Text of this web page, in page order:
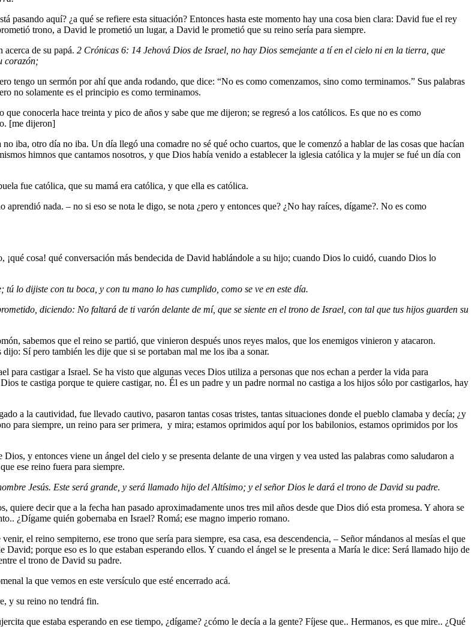
pasando aquí? ¿a qué se refiere esta situación? Entonces hasta este momento hay una cosa bien clara: David fue el rey
trono, a David le prometió un lugar, a David le prometió que su reino sería para siempre.
de su papá. 2 Crónicas 6: 14 Jehová Dios de Israel, no hay Dios semejante a tí en el cielo ni en la tierra, que
corazón;
tengo un sermón por ahí que anda rodando, que dice: “No es como comenzamos, sino como terminamos.” Sus palabras
no solamente es el principio es como terminamos.
conocerla hace treinta y pico de años y sabe que me dijeron; se regresó a los católicos. Es que no es como
[me dijeron]
iba, otro día no iba. Un día llegó una comadre no sé qué ocho cuartos, que le comenzó a hablar de las cosas que hacían
himnos que cantamos nosotros, y que Dios había venido a establecer la iglesia católica y la mujer se fué un día con
fue católica, que su mamá era católica, y que ella es católica.
nada. – no si eso se nota le digo, se nota ¿pero y entonces que? ¿No hay raíces, dígame?. No es como
cosa! qué conversación más bendecida de David hablándole a su hijo; cuando Dios lo cuidó, cuando Dios lo
lo dijiste con tu boca, y con tu mano lo has cumplido, como se ve en este día.
diciendo: No faltará de ti varón delante de mí, que se siente en el trono de Israel, con tal que tus hijos guarden su
sabemos que el reino se partió, que vinieron después unos reyes malos, que los enemigos vinieron y atacaron.
Sí pero también les dije que si se portaban mal me los iba a sonar.
para castigar a Israel. Se ha visto que algunas veces Dios utiliza a personas que nos echan a perder la vida para
te castiga porque te quiere castigar, no. Él es un padre y un padre normal no castiga a los hijos sólo por castigarlos, hay
a la cautividad, fue llevado cautivo, pasaron tantas cosas tristes, tantas situaciones donde el pueblo clamaba y decía; ¿y
para siempre, un reino para ser primera, y mira; estamos oprimidos aquí por los babilonios, estamos oprimidos por los
y entonces viene un ángel del cielo y se presenta delante de una virgen y vea usted las palabras como saludaron a
ese reino fuera para siempre.
Jesús. Este será grande, y será llamado hijo del Altísimo; y el señor Dios le dará el trono de David su padre.
decir que a la fecha han pasado aproximadamente unos tres mil años desde que Dios dió esta promesa. Y ahora se
¿Dígame quién gobernaba en Israel? Romá; ese magno imperio romano.
el reino sempiterno, ese trono que sería para siempre, esa casa, esa descendencia, – Señor mándanos al mesías el que
porque eso es lo que estaban esperando ellos. Y cuando el ángel se le presenta a María le dice: Será llamado hijo de
el trono de David su padre.
la que vemos en este versículo que esté encerrado acá.
y su reino no tendrá fin.
que estaba esperando en ese tiempo, ¿dígame? ¿cómo le decía a la gente? Fíjese que.. Hermanos, es que mire.. ¿Qué